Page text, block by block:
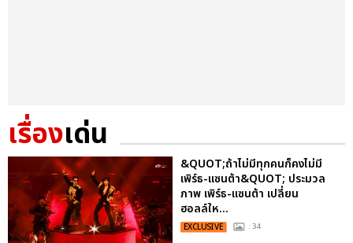
เรื่องเด่น
&QUOT;ถ้าไม่มีทุกคนก็คงไม่มี
เพิร์ธ-แซนต้า&QUOT; ประมวล
ภาพ เพิร์ธ-แซนต้า เปลี่ยน
ฮอลล์ให...
EXCLUSIVE : 34